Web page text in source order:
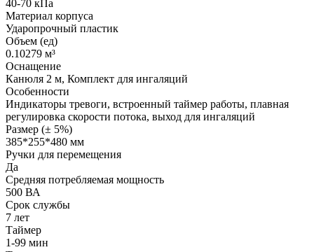
40-70 кПа
Материал корпуса
Ударопрочный пластик
Объем (ед)
0.10279 м³
Оснащение
Канюля 2 м, Комплект для ингаляций
Особенности
Индикаторы тревоги, встроенный таймер работы, плавная
регулировка скорости потока, выход для ингаляций
Размер (± 5%)
385*255*480 мм
Ручки для перемещения
Да
Средняя потребляемая мощность
500 ВА
Срок службы
7 лет
Таймер
1-99 мин